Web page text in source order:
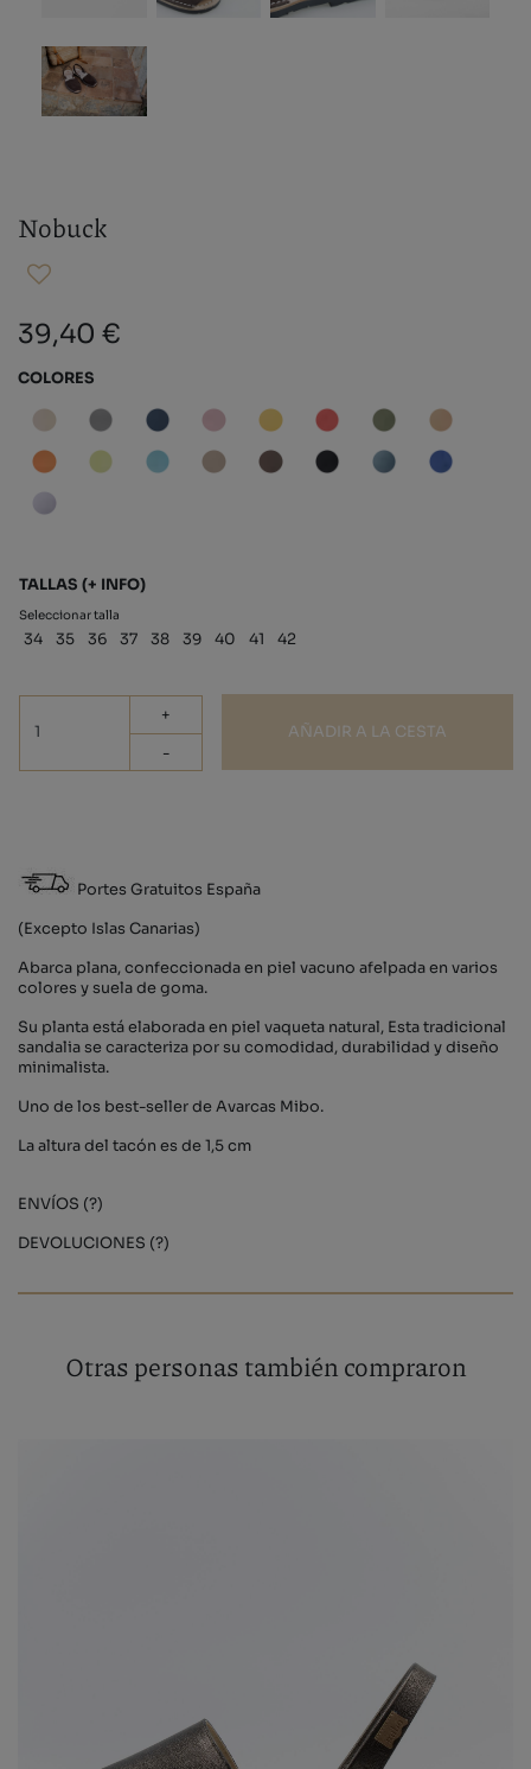
Nobuck
39,40 €
COLORES
TALLAS (+ INFO)
Seleccionar talla
34 35 36 37 38 39 40 41 42
+
-
AÑADIR A LA CESTA
Portes Gratuitos España
(Excepto Islas Canarias)
Abarca plana, confeccionada en piel vacuno afelpada en varios
colores y suela de goma.
Su planta está elaborada en piel vaqueta natural, Esta tradicional
sandalia se caracteriza por su comodidad, durabilidad y diseño
minimalista.
Uno de los best-seller de Avarcas Mibo.
La altura del tacón es de 1,5 cm
ENVÍOS (?)
DEVOLUCIONES (?)
Otras personas también compraron